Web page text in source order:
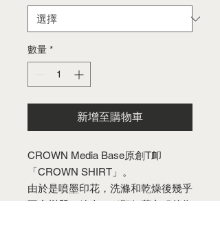
數量 *
新增至購物車
CROWN Media Base原創T卹
「CROWN SHIRT」。
由於是噴墨印花，洗滌和乾燥後幾乎
不會變質，給人一種類似舊衣服的復